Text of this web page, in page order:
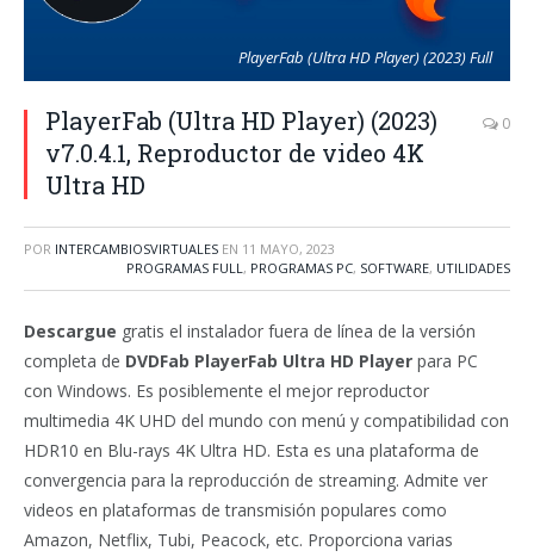
PlayerFab (Ultra HD Player) (2023) Full
PlayerFab (Ultra HD Player) (2023)
v7.0.4.1, Reproductor de video 4K
Ultra HD
0
POR INTERCAMBIOSVIRTUALES EN 11 MAYO, 2023
PROGRAMAS FULL, PROGRAMAS PC, SOFTWARE, UTILIDADES
Descargue gratis el instalador fuera de línea de la versión
completa de DVDFab PlayerFab Ultra HD Player para PC
con Windows. Es posiblemente el mejor reproductor
multimedia 4K UHD del mundo con menú y compatibilidad con
HDR10 en Blu-rays 4K Ultra HD. Esta es una plataforma de
convergencia para la reproducción de streaming. Admite ver
videos en plataformas de transmisión populares como
Amazon, Netflix, Tubi, Peacock, etc. Proporciona varias